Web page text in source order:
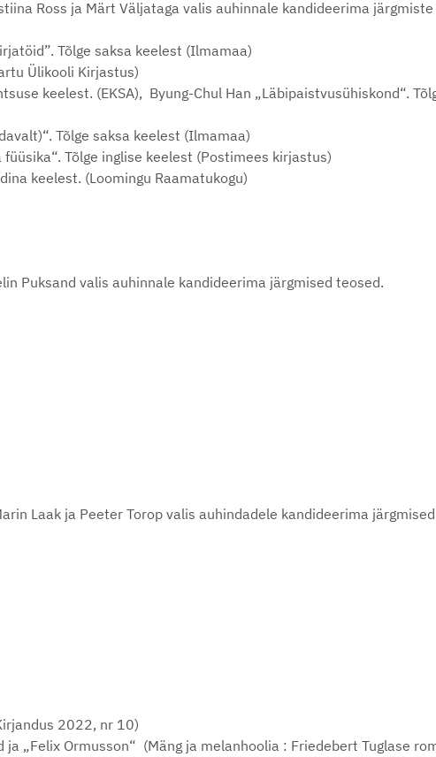
Ross ja Märt Väljataga valis auhinnale kandideerima
Tõlge saksa keelest (Ilmamaa)
Ülikooli Kirjastus)
keelest. (EKSA), Byung-Chul Han „Läbipaistvusühiskond“.
Tõlge saksa keelest (Ilmamaa)
Tõlge inglise keelest (Postimees kirjastus)
keelest. (Loomingu Raamatukogu)
Puksand valis auhinnale kandideerima järgmised teosed.
Laak ja Peeter Torop valis auhindadele kandideerima
2022, nr 10)
„Felix Ormusson“ (Mäng ja melanhoolia : Friedebert Tuglase